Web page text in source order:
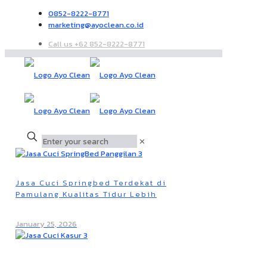
0852-8222-8771
marketing@ayoclean.co.id
Call us +62 852-8222-8771
✕
Jasa Cuci Springbed Terdekat di
Pamulang Kualitas Tidur Lebih
January 25, 2026